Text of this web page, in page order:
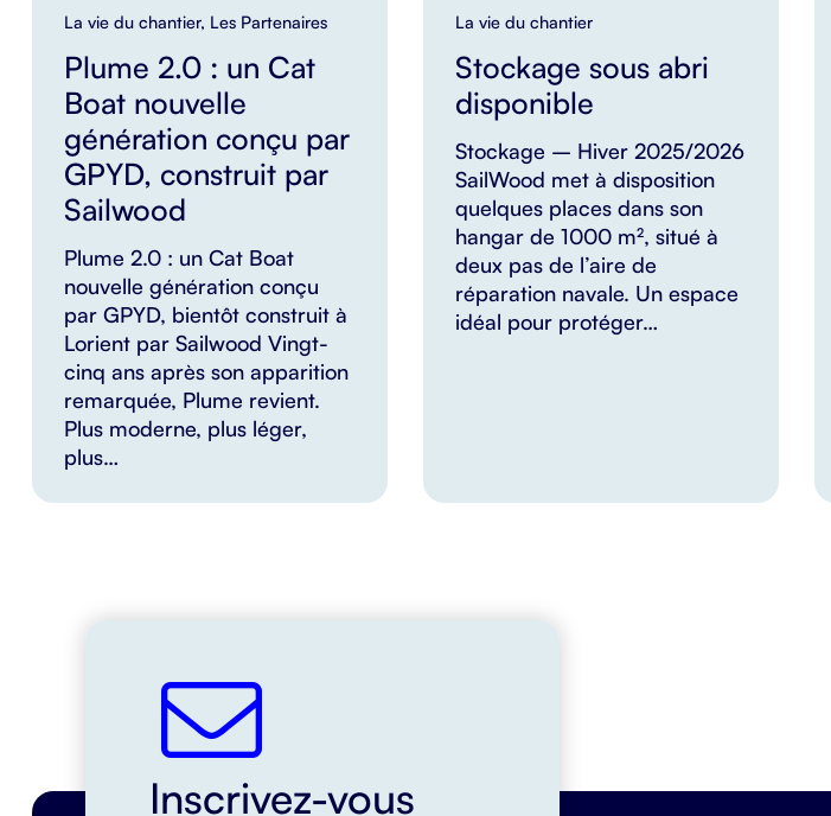
La vie du chantier, Les Partenaires
Plume 2.0 : un Cat
Boat nouvelle
génération conçu par
GPYD, construit par
Sailwood
Plume 2.0 : un Cat Boat
nouvelle génération conçu
par GPYD, bientôt construit à
Lorient par Sailwood Vingt-
cinq ans après son apparition
remarquée, Plume revient.
Plus moderne, plus léger,
plus…
La vie du chantier
Stockage sous abri
disponible
Stockage – Hiver 2025/2026
SailWood met à disposition
quelques places dans son
hangar de 1000 m², situé à
deux pas de l’aire de
réparation navale. Un espace
idéal pour protéger…
Inscrivez-vous